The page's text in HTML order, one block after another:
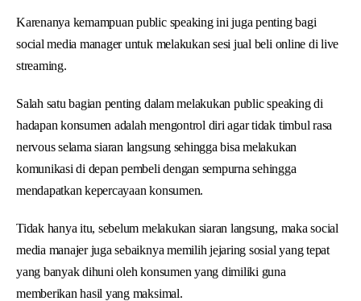
Karenanya kemampuan public speaking ini juga penting bagi
social media manager untuk melakukan sesi jual beli online di live
streaming.
Salah satu bagian penting dalam melakukan public speaking di
hadapan konsumen adalah mengontrol diri agar tidak timbul rasa
nervous selama siaran langsung sehingga bisa melakukan
komunikasi di depan pembeli dengan sempurna sehingga
mendapatkan kepercayaan konsumen.
Tidak hanya itu, sebelum melakukan siaran langsung, maka social
media manajer juga sebaiknya memilih jejaring sosial yang tepat
yang banyak dihuni oleh konsumen yang dimiliki guna
memberikan hasil yang maksimal.